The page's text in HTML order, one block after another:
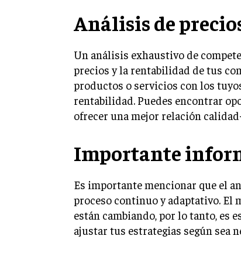
Análisis de
Un análisis exhaustivo de
precios y la rentabilidad de tus
productos o servicios con los
rentabilidad. Puedes encontrar
ofrecer una mejor relación
Importante
Es importante mencionar que el
proceso continuo y adaptativo. El
están cambiando, por lo tanto, es
ajustar tus estrategias según sea